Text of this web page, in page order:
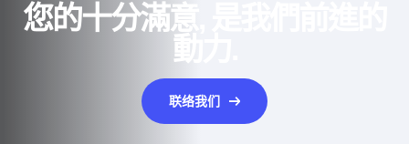
您的十分滿意, 是我們前進的
動力.
联络我们